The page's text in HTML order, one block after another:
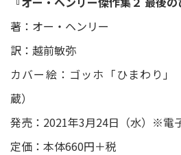
著：オー・ヘンリー
訳：越前敏弥
カバー絵：ゴッホ「ひまわり」
蔵）
発売：2021年3月24日（水）※電
定価：本体660円＋税